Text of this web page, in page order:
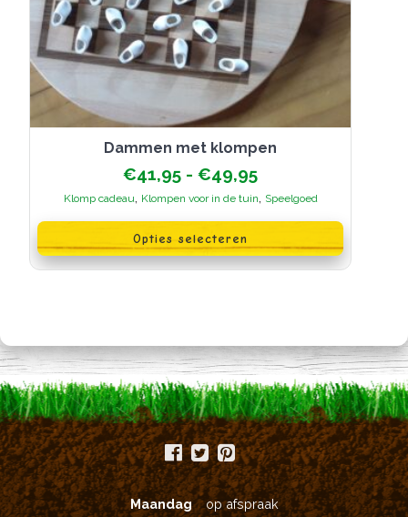
Dammen met klompen
€41,95 - €49,95Prijsklasse:
€41,95
tot
€49,95
Klomp cadeau, Klompen voor in de tuin, Speelgoed
Opties selecteren
product
heeft
meerdere
variaties.
worden
op
de
productpagina
Maandag
op afspraak